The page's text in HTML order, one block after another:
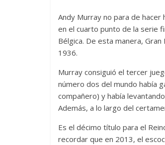
Andy Murray no para de hacer
en el cuarto punto de la serie
Bélgica. De esta manera,
1936.
Murray consiguió el tercer
número dos del mundo había
compañero) y había
Además, a lo largo del
Es el décimo título para el
recordar que en 2013, el